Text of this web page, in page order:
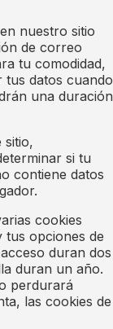
nuestro sitio
de correo
tu comodidad,
tus datos cuando
una duración
sitio,
si tu
contiene datos
cookies
opciones de
duran dos
duran un año.
perdurará
las cookies de